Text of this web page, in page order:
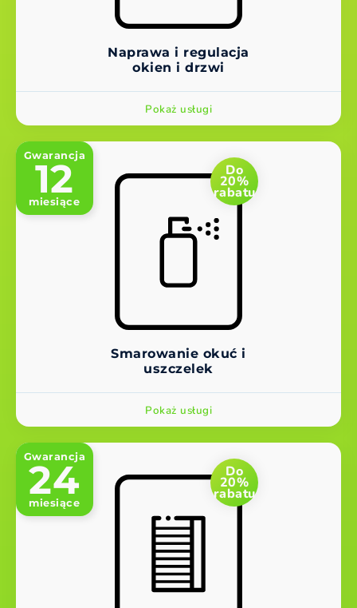
Naprawa i regulacja
okien i drzwi
Pokaż usługi
Gwarancja
12
miesiące
Do
20%
rabatu
Smarowanie okuć i
uszczelek
Pokaż usługi
Gwarancja
24
miesiące
Do
20%
rabatu